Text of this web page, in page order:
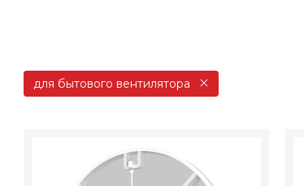
для бытового вентилятора